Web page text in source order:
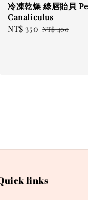
冷凍乾燥 綠唇貽貝
Canaliculus
Sale
NT$ 350 Regular
NT$ 400
links